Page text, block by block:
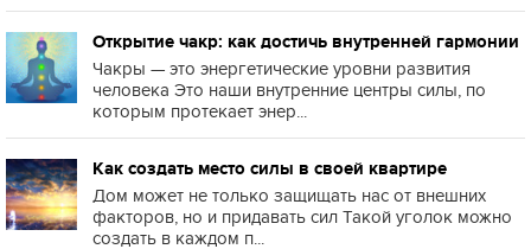
Открытие чакр: как достичь внутренней гармонии
Чакры — это энергетические уровни развития
человека Это наши внутренние центры силы, по
которым протекает энер...
Как создать место силы в своей квартире
Дом может не только защищать нас от внешних
факторов, но и придавать сил Такой уголок можно
создать в каждом п...